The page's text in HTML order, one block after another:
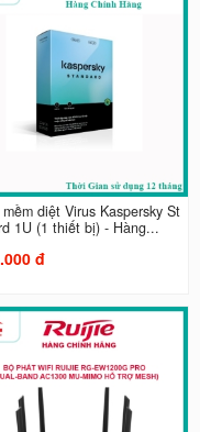
mềm diệt Virus Kaspersky St
1U (1 thiết bị) - Hàng...
đ